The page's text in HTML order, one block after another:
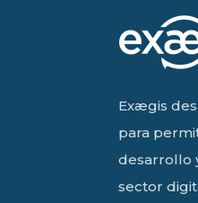
Exægis
para
desarrollo
sector